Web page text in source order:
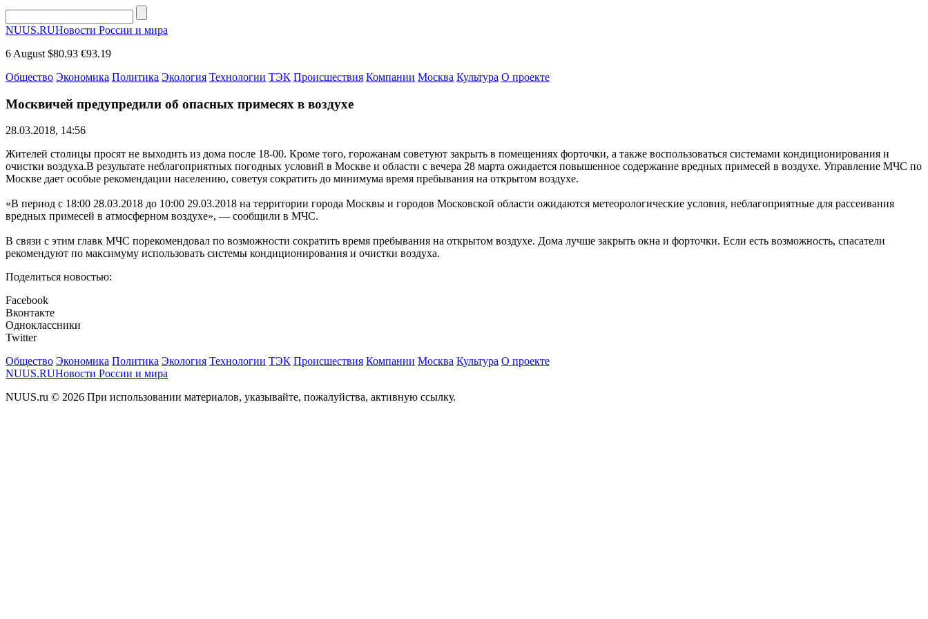
NUUS.RUНовости России и мира
6 August $80.93 €93.19
Общество Экономика Политика Экология Технологии ТЭК Происшествия Компании Москва Культура О проекте
Москвичей предупредили об опасных примесях в воздухе
28.03.2018, 14:56
Жителей столицы просят не выходить из дома после 18-00. Кроме того, горожанам советуют закрыть в помещениях форточки, а также воспользоваться системами кондиционирования и
очистки воздуха.В результате неблагоприятных погодных условий в Москве и области с вечера 28 марта ожидается повышенное содержание вредных примесей в воздухе. Управление МЧС по
Москве дает особые рекомендации населению, советуя сократить до минимума время пребывания на открытом воздухе.
«В период с 18:00 28.03.2018 до 10:00 29.03.2018 на территории города Москвы и городов Московской области ожидаются метеорологические условия, неблагоприятные для рассеивания
вредных примесей в атмосферном воздухе», — сообщили в МЧС.
В связи с этим главк МЧС порекомендовал по возможности сократить время пребывания на открытом воздухе. Дома лучше закрыть окна и форточки. Если есть возможность, спасатели
рекомендуют по максимуму использовать системы кондиционирования и очистки воздуха.
Поделиться новостью:
Facebook
Вконтакте
Одноклассники
Twitter
Общество Экономика Политика Экология Технологии ТЭК Происшествия Компании Москва Культура О проекте
NUUS.RUНовости России и мира
NUUS.ru © 2026 При использовании материалов, указывайте, пожалуйства, активную ссылку.